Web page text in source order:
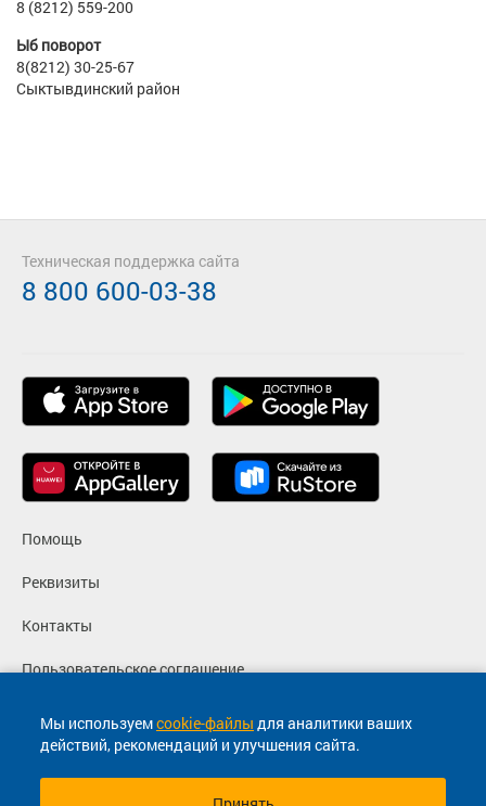
8 (8212) 559-200
Ыб поворот
8(8212) 30-25-67
Сыктывдинский район
Мы используемcookie-файлы для аналитики ваших
действий, рекомендаций и улучшения сайта.
Помощь
Реквизиты
Контакты
Пользовательское соглашение
Политика конфиденциальности
Согласие на маркетинговые сообщения
Техническая поддержка сайта
8 800 600-03-38